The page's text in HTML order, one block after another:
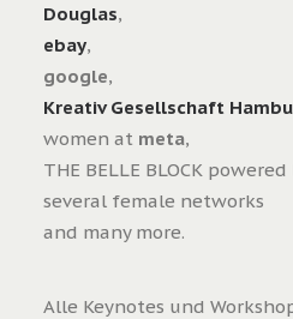
Douglas,
ebay,
google,
Kreativ Gesellschaft
women at meta,
THE BELLE BLOCK powered
several female networks
and many more.
Alle Keynotes und